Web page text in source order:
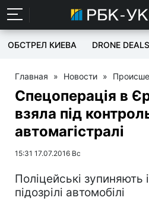
ОБСТРЕЛ КИЕВА DRONE DEALS
Главная » Новости »
Спецоперація в
взяла під
автомагістралі
15:31 17.07.2016 Вс
Поліцейські зупиняють
підозрілі автомобілі